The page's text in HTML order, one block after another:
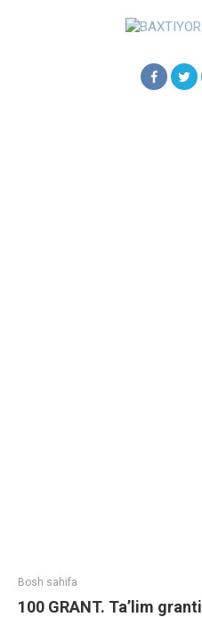
Bosh sahifa
100 GRANT. Ta’lim